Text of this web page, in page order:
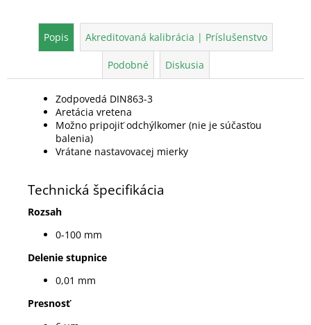
Popis Akreditovaná kalibrácia | Príslušenstvo
Podobné Diskusia
Zodpovedá DIN863-3
Aretácia vretena
Možno pripojiť odchýlkomer (nie je súčasťou
balenia)
Vrátane nastavovacej mierky
Technická špecifikácia
Rozsah
0-100 mm
Delenie stupnice
0,01 mm
Presnosť